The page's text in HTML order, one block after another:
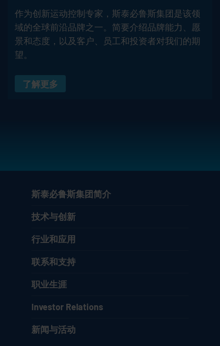
作为创新运动控制专家，斯泰必鲁斯集团是该领
域的全球前沿品牌之一。简要介绍品牌能力、愿
景和态度，以及客户、员工和投资者对我们的期
望。
了解更多
斯泰必鲁斯集团简介
技术与创新
行业和应用
联系和支持
职业生涯
Investor Relations
新闻与活动